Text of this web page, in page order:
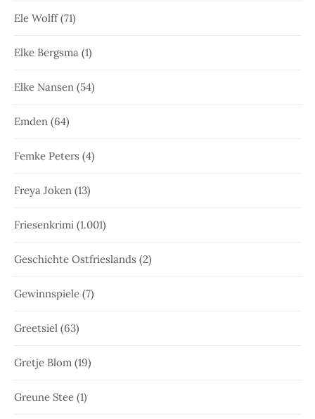
Ele Wolff(71)
Elke Bergsma (1)
Elke Nansen (54)
Emden (64)
Femke Peters (4)
Freya Joken (13)
Friesenkrimi (1.001)
Geschichte Ostfrieslands (2)
Gewinnspiele (7)
Greetsiel (63)
Gretje Blom (19)
Greune Stee (1)